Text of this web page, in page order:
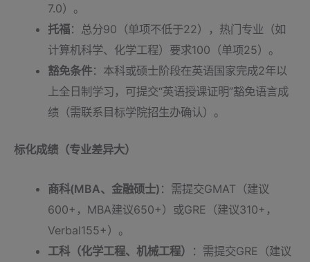
7.0）。
托福：总分90（单项不低于22），热门专业（如
计算机科学、化学工程）要求100（单项25）。
豁免条件：本科或硕士阶段在英语国家完成2年以
上全日制学习，可提交“英语授课证明”豁免语言成
绩（需联系目标学院招生办确认）。
标化成绩（专业差异大）
商科(MBA、金融硕士) ：需提交GMAT（建议
600+，MBA建议650+）或GRE（建议310+，
Verbal155+）。
工科（化学工程、机械工程）
：需提交GRE（建议